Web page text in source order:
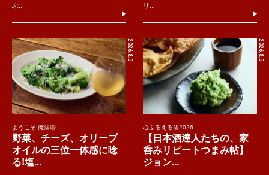
あ、美味しかった！」と叫べばいいのです。
ついて「○○が美味しかった！」と言えば、シェフも安心するで
しょう。「一番たくさん食べたもの」でなくても「最後に食べ
たもの」「一番高そうだったもの」「最も可愛かったもの」な
どと自分勝手な基準を決めておけばいいのです。最後に食事の
内容をふりかえっているうちに、その中で一番印象に残ったも
のを思い浮べて「美味しかった！」と言えるようになるかもし
れません。そうなれば、上司もまたご馳走してくれるはずで
す。
ぶ.. リ...
2026.8.5
ようこそ!俺酒場
野菜、チーズ、オリーブ
オイルの三位一体感に唸
る!塩...
2026.8.5
心ふるえる酒2026
【日本酒達人たちの、家
呑みリピートつまみ帖】
ジョン...